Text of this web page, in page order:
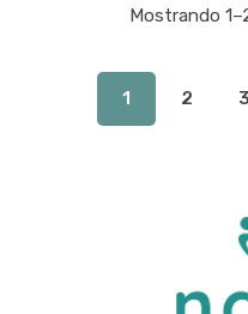
Mostrando
1 2 3